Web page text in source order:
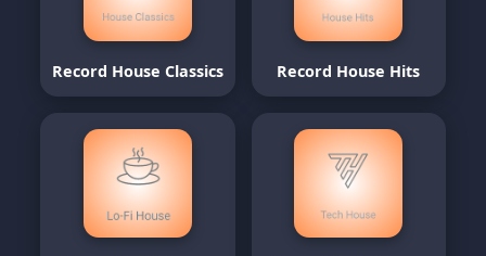
Record House Classics Record House Hits